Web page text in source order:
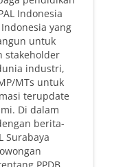
Indonesia
yang
untuk
stakeholder
industri,
MTs untuk
terupdate
Di dalam
berita-
Surabaya